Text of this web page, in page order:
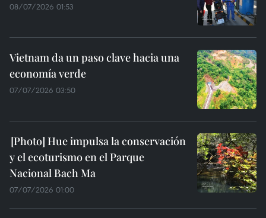
08/07/2026 01:53
Vietnam da un paso clave hacia una
economía verde
07/07/2026 03:50
Hue impulsa la conservación
y el ecoturismo en el Parque
Nacional Bach Ma
07/07/2026 01:00